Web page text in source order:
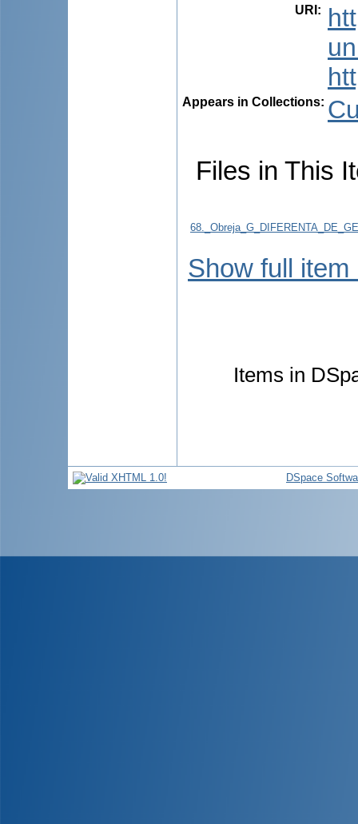
URI :
Appears in Collections:
Files in This
Show full item
Items in
DSpace